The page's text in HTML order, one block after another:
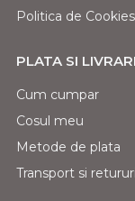
Politica de Cookies
PLATA SI
Cum cumpar
Cosul meu
Metode de plata
Transport si retururi